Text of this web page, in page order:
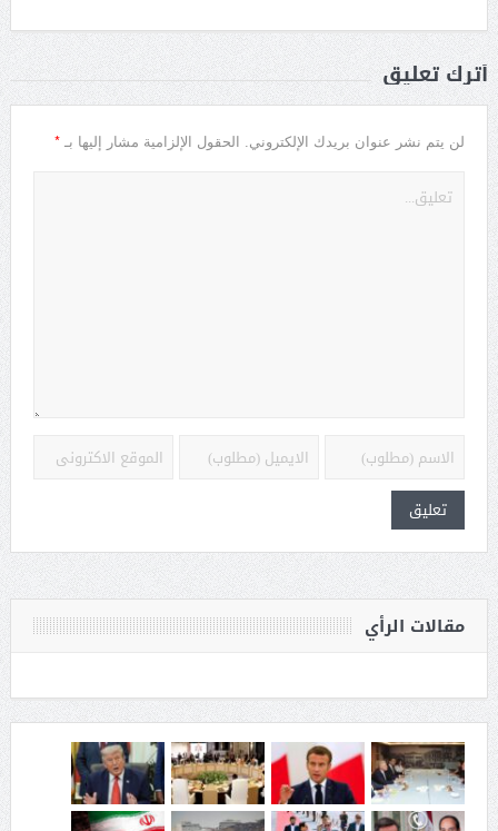
أترك تعليق
لن يتم نشر عنوان بريدك الإلكتروني. الحقول الإلزامية مشار إليها بـ *
مقالات الرأي